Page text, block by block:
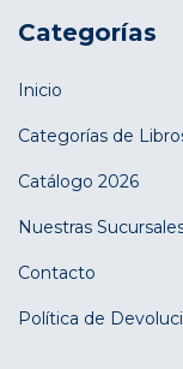
Categorías
Inicio
Categorías de
Catálogo 2026
Nuestras
Contacto
Política de